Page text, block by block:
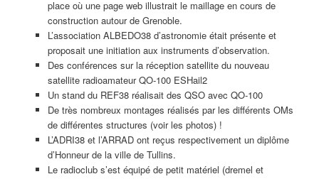
place où une page web illustrait le maillage en cours de
construction autour de Grenoble.
L’association ALBEDO38 d’astronomie était présente et
proposait une initiation aux instruments d’observation.
Des conférences sur la réception satellite du nouveau
satellite radioamateur QO-100 ESHail2
Un stand du REF38 réalisait des QSO avec QO-100
De très nombreux montages réalisés par les différents OMs
de différentes structures (voir les photos) !
L’ADRI38 et l’ARRAD ont reçus respectivement un diplôme
d’Honneur de la ville de Tullins.
Le radioclub s’est équipé de petit matériel (dremel et